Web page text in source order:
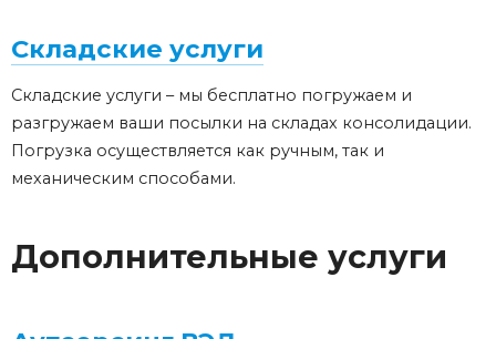
Складские услуги
Складские услуги – мы бесплатно погружаем и
разгружаем ваши посылки на складах консолидации.
Погрузка осуществляется как ручным, так и
механическим способами.
Дополнительные услуги